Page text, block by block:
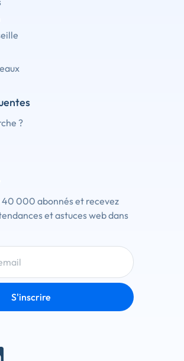
?
40 000 abonnés et recevez
et astuces web dans
S'inscrire